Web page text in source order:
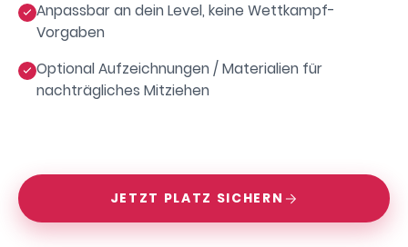
Anpassbar an dein Level, keine Wettkampf-
Vorgaben
Optional Aufzeichnungen / Materialien für
nachträgliches Mitziehen
JETZT PLATZ SICHERN